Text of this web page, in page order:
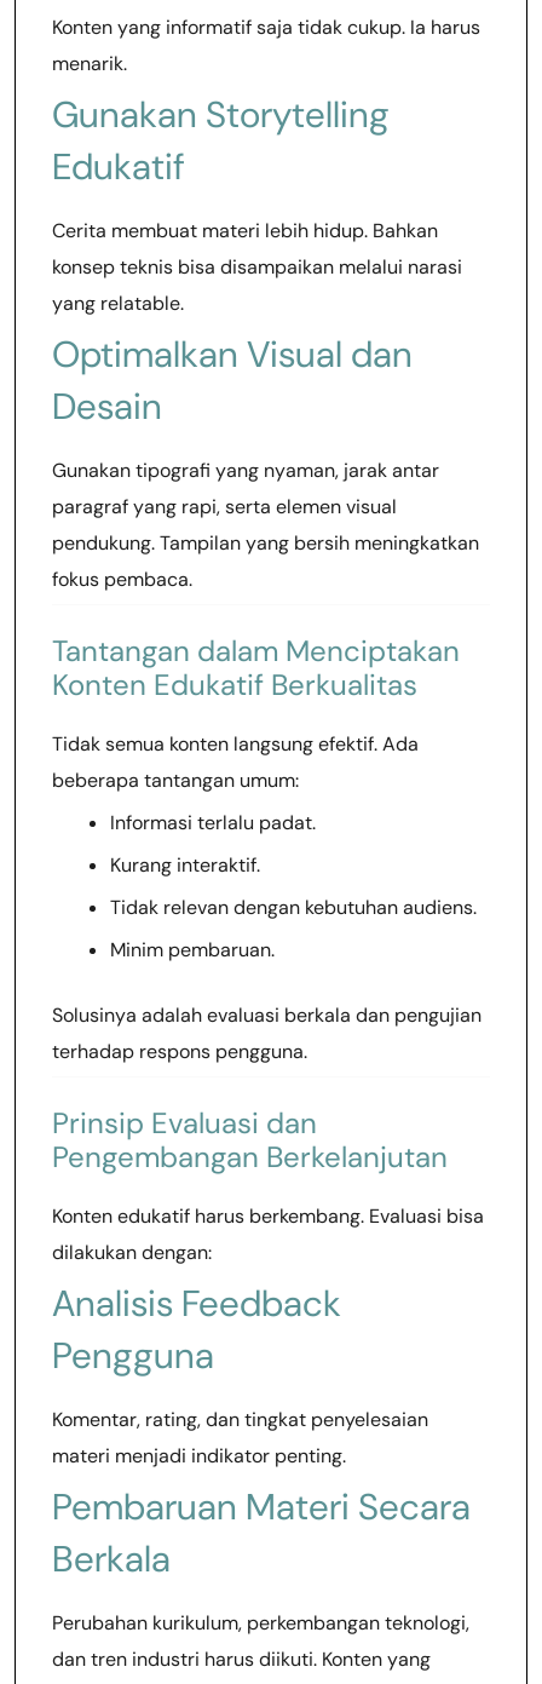
Konten yang informatif saja tidak cukup. Ia harus
menarik.
Gunakan Storytelling
Edukatif
Cerita membuat materi lebih hidup. Bahkan
konsep teknis bisa disampaikan melalui narasi
yang relatable.
Optimalkan Visual dan
Desain
Gunakan tipografi yang nyaman, jarak antar
paragraf yang rapi, serta elemen visual
pendukung. Tampilan yang bersih meningkatkan
fokus pembaca.
Tantangan dalam Menciptakan
Konten Edukatif Berkualitas
Tidak semua konten langsung efektif. Ada
beberapa tantangan umum:
Informasi terlalu padat.
Kurang interaktif.
Tidak relevan dengan kebutuhan audiens.
Minim pembaruan.
Solusinya adalah evaluasi berkala dan pengujian
terhadap respons pengguna.
Prinsip Evaluasi dan
Pengembangan Berkelanjutan
Konten edukatif harus berkembang. Evaluasi bisa
dilakukan dengan:
Analisis Feedback
Pengguna
Komentar, rating, dan tingkat penyelesaian
materi menjadi indikator penting.
Pembaruan Materi Secara
Berkala
Perubahan kurikulum, perkembangan teknologi,
dan tren industri harus diikuti. Konten yang